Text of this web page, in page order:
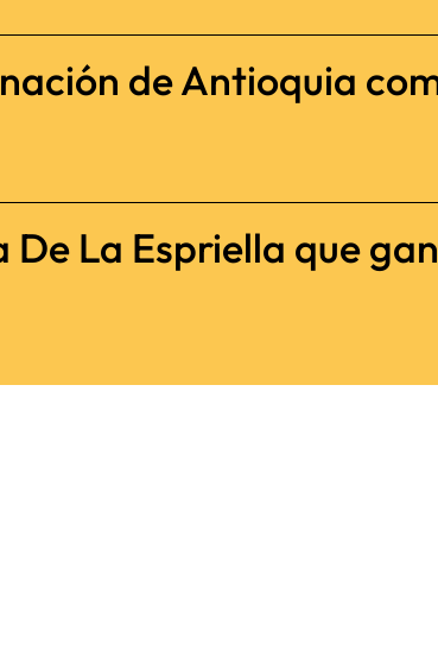
de Antioquia
De La Espriella que